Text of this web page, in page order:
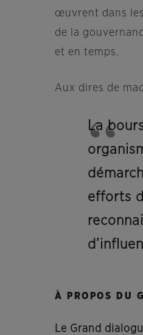
œuvrent dans
de la
et en temps.
Aux dires de
La
efforts
À PROPOS DU
Le Grand